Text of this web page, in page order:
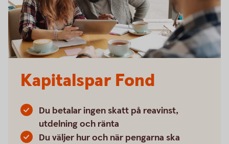
Kapitalspar Fond
Du betalar ingen skatt på reavinst,
utdelning och ränta
Du väljer hur och när pengarna ska